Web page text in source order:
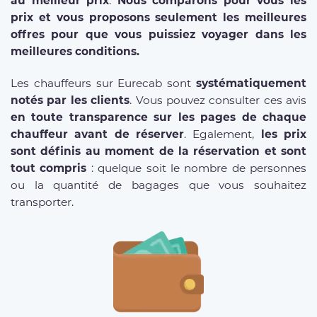
prix et vous proposons seulement les meilleures
offres pour que vous puissiez voyager dans les
meilleures conditions.
Les chauffeurs sur Eurecab sont systématiquement
notés par les clients. Vous pouvez consulter ces avis
en toute transparence sur les pages de chaque
chauffeur avant de réserver. Egalement,
les prix
sont définis au moment de la réservation et sont
tout compris : quelque soit le nombre de personnes
ou la quantité de bagages que vous souhaitez
transporter.